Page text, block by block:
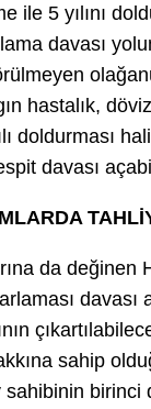
ile 5 yılını
davası
hastalık,
doldurması
davası
da değinen
davası
sahip
birinci